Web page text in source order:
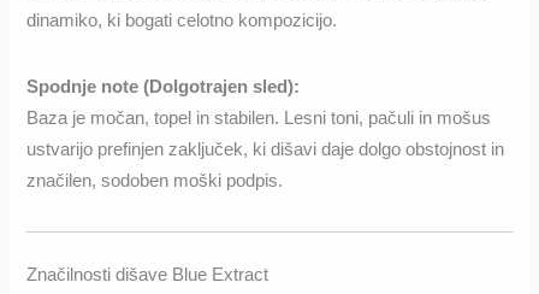
dinamiko, ki bogati celotno kompozicijo.
Spodnje note (Dolgotrajen sled):
Baza je močan, topel in stabilen. Lesni toni, pačuli in mošus
ustvarijo prefinjen zaključek, ki dišavi daje dolgo obstojnost in
značilen, sodoben moški podpis.
Značilnosti dišave Blue Extract